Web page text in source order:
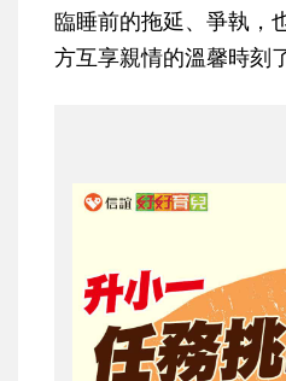
臨睡前的拖延、爭執，
方互享親情的溫馨時刻了